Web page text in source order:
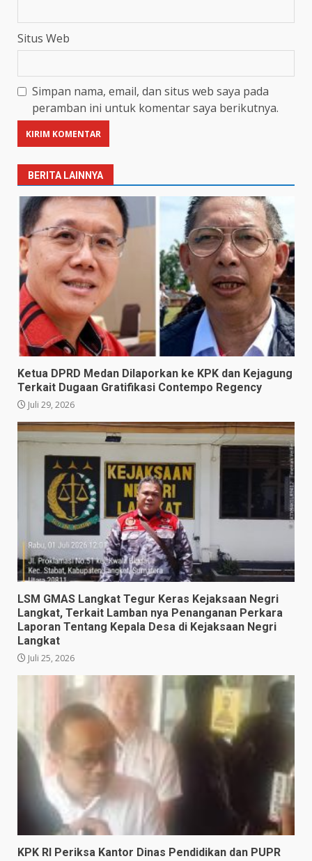
Situs Web
Simpan nama, email, dan situs web saya pada
peramban ini untuk komentar saya berikutnya.
BERITA LAINNYA
Ketua DPRD Medan Dilaporkan ke KPK dan Kejagung
Terkait Dugaan Gratifikasi Contempo Regency
Juli 29, 2026
LSM GMAS Langkat Tegur Keras Kejaksaan Negri
Langkat, Terkait Lamban nya Penanganan Perkara
Laporan Tentang Kepala Desa di Kejaksaan Negri
Langkat
Juli 25, 2026
KPK RI Periksa Kantor Dinas Pendidikan dan PUPR